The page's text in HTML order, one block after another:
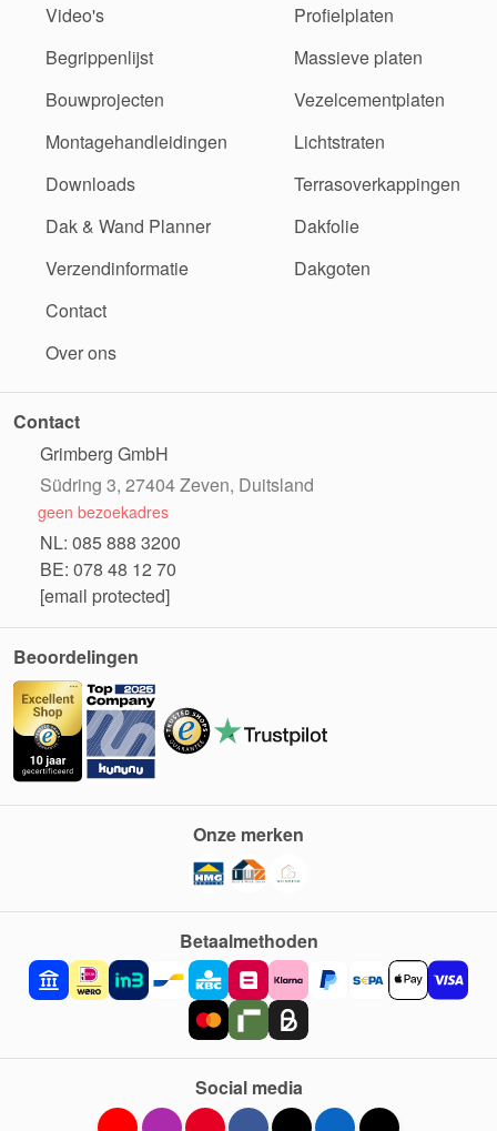
Video's
Begrippenlijst
Bouwprojecten
Montagehandleidingen
Downloads
Dak & Wand Planner
Verzendinformatie
Contact
Over ons
Profielplaten
Massieve platen
Vezelcementplaten
Lichtstraten
Terrasoverkappingen
Dakfolie
Dakgoten
Contact
Grimberg GmbH
Südring 3, 27404 Zeven, Duitsland
geen bezoekadres
NL: 085 888 3200
BE: 078 48 12 70
[email protected]
Beoordelingen
Betaalmethoden
Onze merken
Social media